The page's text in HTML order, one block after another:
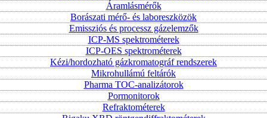
Áramlásmérők
Borászati mérő- és laboreszközök
Emissziós és processz gázelemzők
ICP-MS spektrométerek
ICP-OES spektrométerek
Kézi/hordozható gázkromatográf rendszerek
Mikrohullámú feltárók
Pharma TOC-analizátorok
Pormonitorok
Refraktométerek